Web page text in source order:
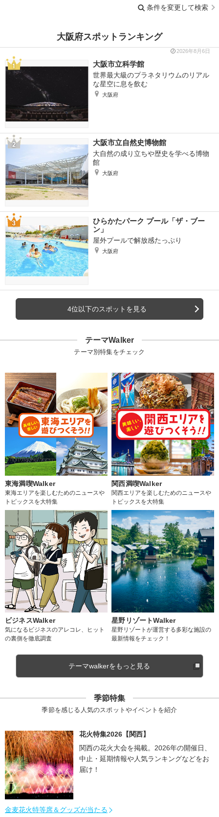
条件を変更して検索
大阪府スポットランキング
2026年8月6日
大阪市立科学館
世界最大級のプラネタリウムのリアル
な星空に息を飲む
大阪府
大阪市立自然史博物館
大自然の成り立ちや歴史を学べる博物
館
大阪府
ひらかたパーク プール「ザ・ブー
ン」
屋外プールで解放感たっぷり
大阪府
4位以下のスポットを見る
テーマWalker
テーマ別特集をチェック
東海満喫Walker
東海エリアを楽しむためのニュースや
トピックスを大特集
関西満喫Walker
関西エリアを楽しむためのニュースや
トピックスを大特集
ビジネスWalker
気になるビジネスのアレコレ、ヒット
の裏側を徹底調査
星野リゾートWalker
星野リゾートが運営する多彩な施設の
最新情報をチェック！
テーマwalkerをもっと見る
季節特集
季節を感じる人気のスポットやイベントを紹介
花火特集2026【関西】
関西の花火大会を掲載。2026年の開催日、
中止・延期情報や人気ランキングなどをお
届け！
金麦花火特等席＆グッズが当たる